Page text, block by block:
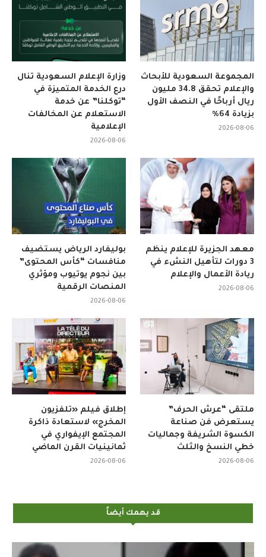
وزارة الإعلام السعودية تنال
درع الخدمة المتميزة في
“توكلنا” عن خدمة
الاستعلام عن المخالفات
الإعلامية
2026-08-06
المجموعة السعودية للأبحاث
والإعلام تحقق 34.8 مليون
ريال أرباحًا في النصف الأول
بزيادة 64%
2026-08-06
بوليفارد الرياض يستضيف
منافسات “كأس المحتوى”
بين نجوم يوتيوب ومؤثري
المنصات الرقمية
2026-08-06
معهد الجزيرة للإعلام ينظم
3 دورات لتأهيل النشء في
ريادة الأعمال والإعلام
2026-08-06
إطلاق فيلم «تلفزيون
المخرج» لاستعادة ذاكرة
المجتمع الإيفواري في
ثمانينيات القرن الماضي
2026-08-06
ملتقى “عرش الحرف”
يستعرض فن صناعة
الكسوة الشريفة وجماليات
خطي النسخ والثلث
2026-08-06
قد يهمك أيضاً